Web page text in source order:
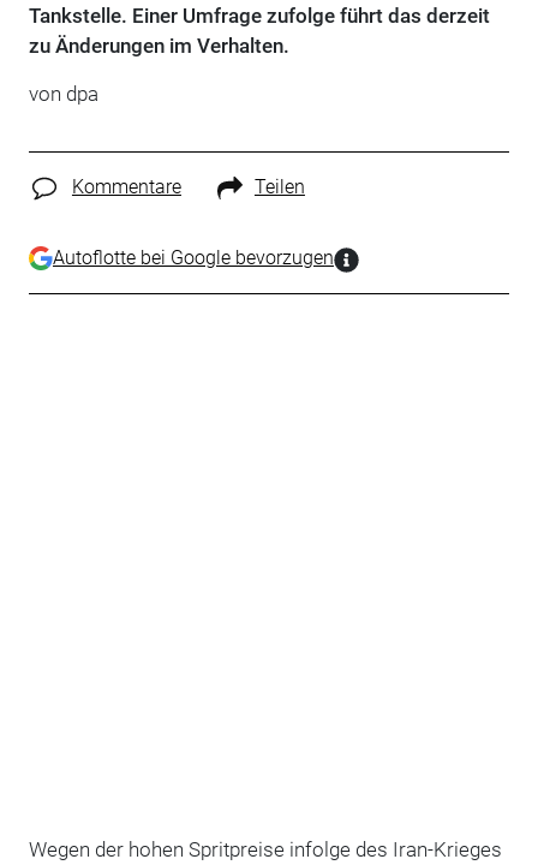
Tankstelle. Einer Umfrage zufolge führt das derzeit
zu Änderungen im Verhalten.
von dpa
Kommentare Teilen
Autoflotte bei Google bevorzugen
Wegen der hohen Spritpreise infolge des Iran-Krieges